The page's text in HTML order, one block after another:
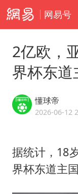
网易号
2亿欧，
界杯东
懂球帝
2026-06-12
据统计，18
界杯东道主